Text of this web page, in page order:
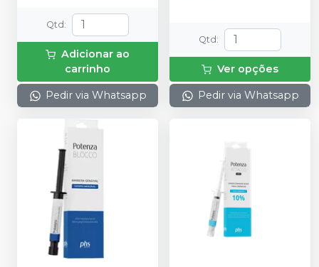
Qtd :
Adicionar ao
carrinho
Pedir via Whatsapp
Qtd :
Ver opções
Pedir via Whatsapp